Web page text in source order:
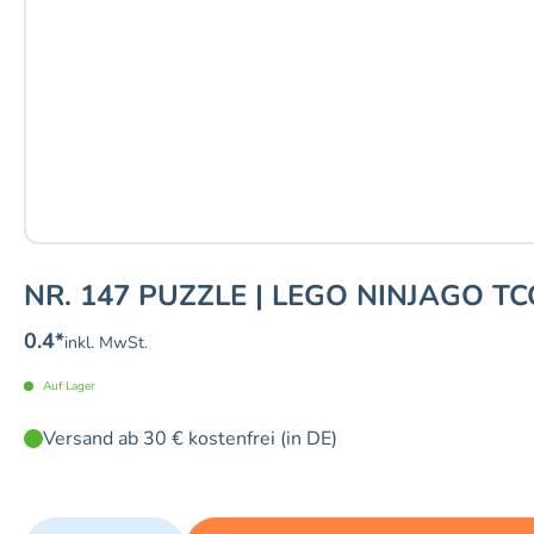
NR. 147 PUZZLE | LEGO NINJAGO
0.4*inkl. MwSt.
Auf Lager
Versand ab 30 € kostenfrei (in DE)
Quantity